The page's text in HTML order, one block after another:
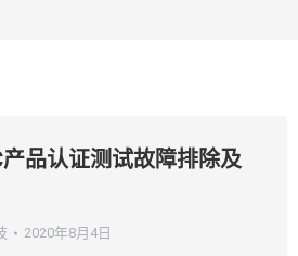
品认证测试故障排除及
2020年8月4日